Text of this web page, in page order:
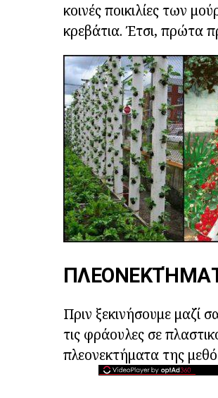
κοινές ποικιλίες των
κρεβάτια. Έτσι, πρώτα
Πριν ξεκινήσουμε μαζί
τις φράουλες σε
πλεονεκτήματα της